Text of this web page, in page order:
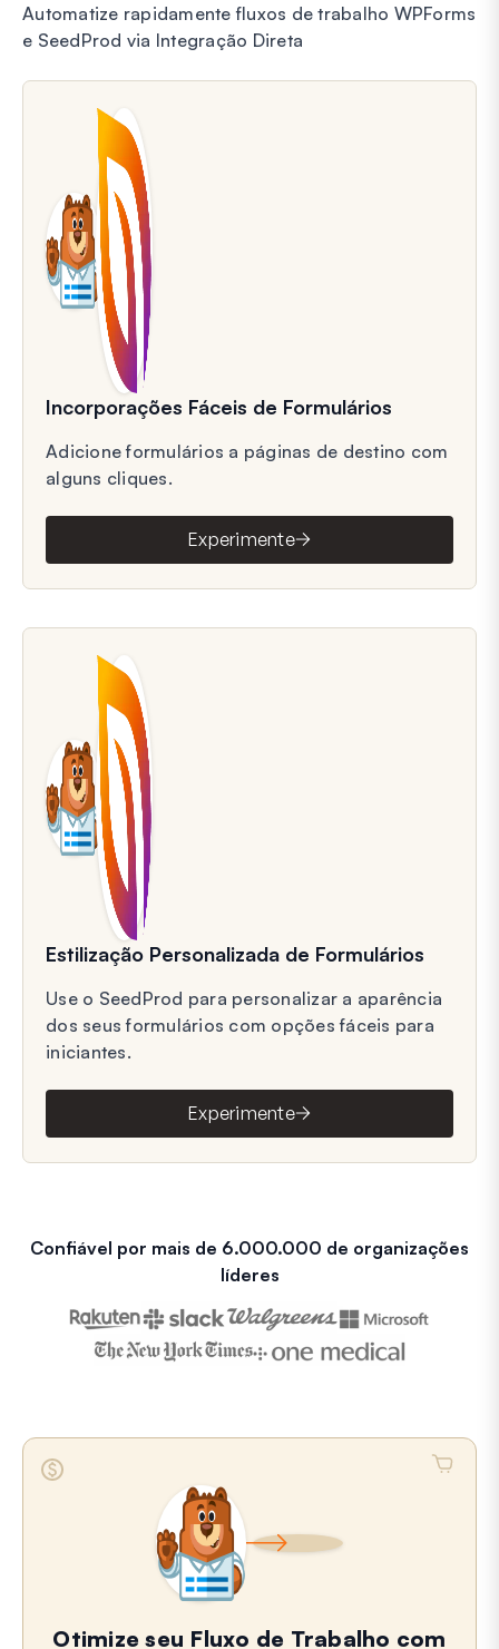
Automatize rapidamente fluxos de trabalho WPForms
e SeedProd via Integração Direta
Incorporações Fáceis de Formulários
Adicione formulários a páginas de destino com
alguns cliques.
Experimente
Estilização Personalizada de Formulários
Use o SeedProd para personalizar a aparência
dos seus formulários com opções fáceis para
iniciantes.
Experimente
Confiável por mais de 6.000.000 de organizações
líderes
Otimize seu Fluxo de Trabalho com